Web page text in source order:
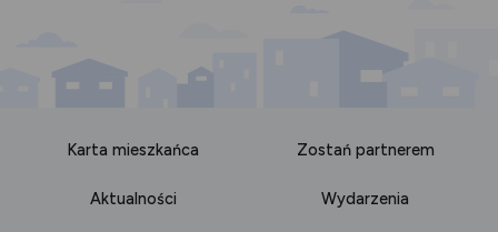
Karta mieszkańca Zostań partnerem
Aktualności Wydarzenia